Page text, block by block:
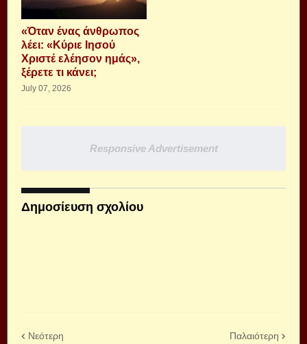
«Όταν ένας άνθρωπος
λέει: «Κύριε Ιησού
Χριστέ ελέησον ημάς»,
ξέρετε τι κάνει;
July 07, 2026
Responsive Advertisement
Δημοσίευση σχολίου
Νεότερη Παλαιότερη